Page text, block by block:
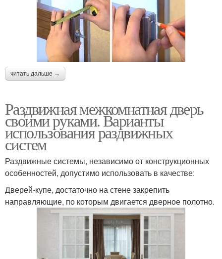
читать дальше →
Раздвижная межкомнатная дверь
своими руками. Варианты
использования раздвижных
систем
Раздвижные системы, независимо от конструкционных
особенностей, допустимо использовать в качестве:
Дверей-купе, достаточно на стене закрепить
направляющие, по которым двигается дверное полотно.